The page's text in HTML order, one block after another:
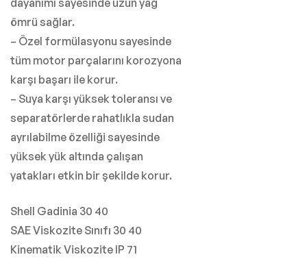
dayanımı sayesinde uzun yağ
ömrü sağlar.
– Özel formülasyonu sayesinde
tüm motor parçalarını korozyona
karşı başarı ile korur.
– Suya karşı yüksek toleransı ve
separatörlerde rahatlıkla sudan
ayrılabilme özelliği sayesinde
yüksek yük altında çalışan
yatakları etkin bir şekilde korur.
Shell Gadinia 30 40
SAE Viskozite Sınıfı 30 40
Kinematik Viskozite IP 71